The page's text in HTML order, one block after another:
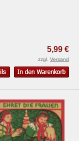
5,99 €
zzgl. Versand